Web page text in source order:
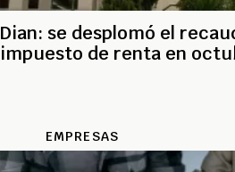
Dian: se desplomó el
impuesto de renta en
EMPRESAS